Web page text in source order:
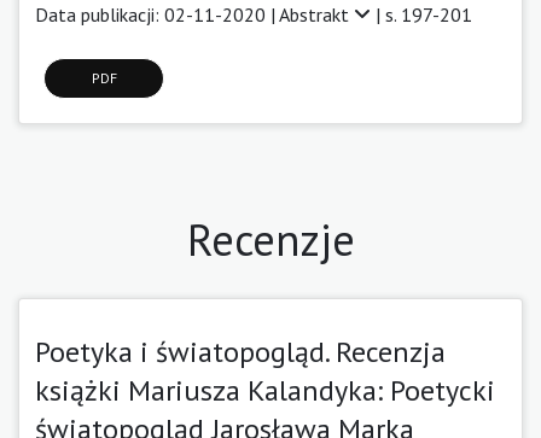
Data publikacji: 02-11-2020 | Abstrakt | s. 197-201
PDF
Recenzje
Poetyka i światopogląd. Recenzja
książki Mariusza Kalandyka: Poetycki
światopogląd Jarosława Marka